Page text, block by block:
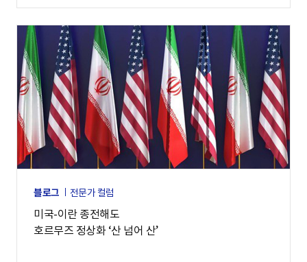
블로그 전문가 컬럼
미국-이란 종전해도
호르무즈 정상화 ‘산 넘어 산’